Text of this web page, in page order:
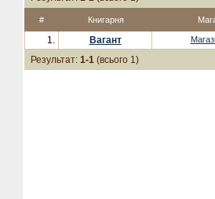
# Книгарня
1. Вагант
Результат: 1-1 (всього 1)